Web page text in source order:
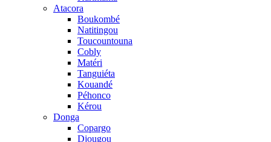
Atacora
Boukombé
Natitingou
Toucountouna
Cobly
Matéri
Tanguiéta
Kouandé
Péhonco
Kérou
Donga
Copargo
Djougou